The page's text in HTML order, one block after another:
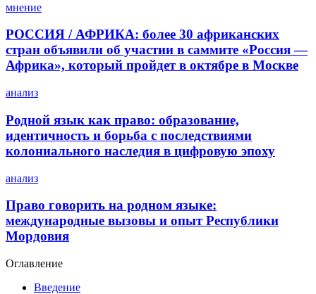
мнение
РОССИЯ / АФРИКА: более 30 африканских
стран объявили об участии в саммите «Россия —
Африка», который пройдет в октябре в Москве
анализ
Родной язык как право: образование,
идентичность и борьба с последствиями
колониального наследия в цифровую эпоху
анализ
Право говорить на родном языке:
международные вызовы и опыт Республики
Мордовия
Оглавление
Введение